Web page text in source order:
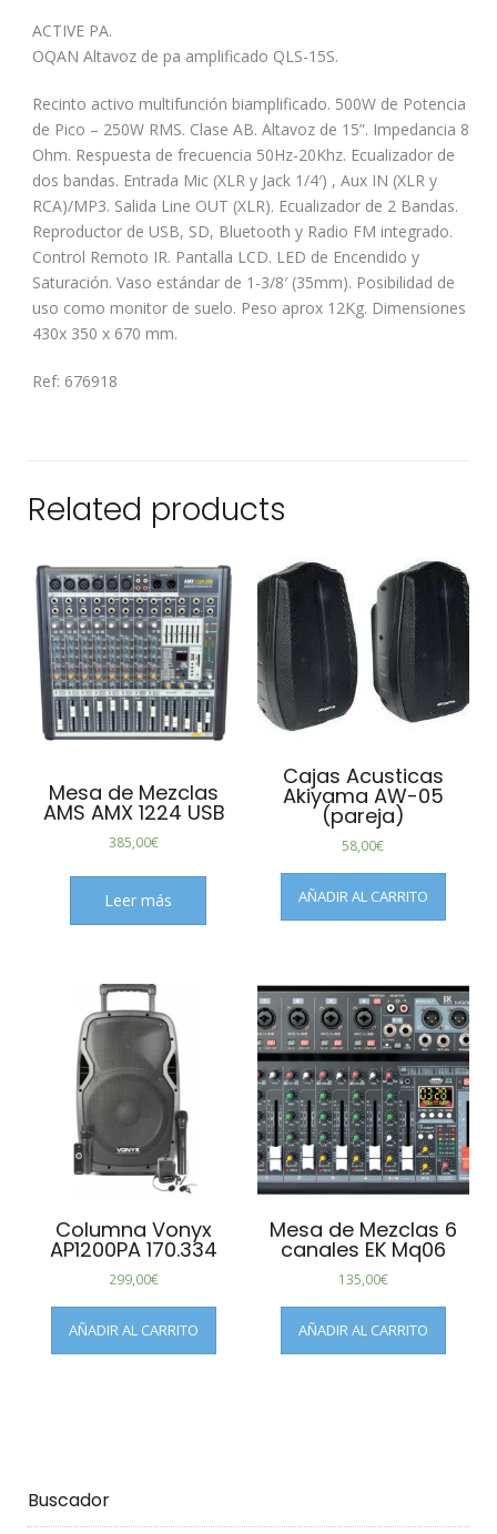
ACTIVE PA.
OQAN Altavoz de pa amplificado QLS-15S.
Recinto activo multifunción biamplificado. 500W de Potencia
de Pico – 250W RMS. Clase AB. Altavoz de 15”. Impedancia 8
Ohm. Respuesta de frecuencia 50Hz-20Khz. Ecualizador de
dos bandas. Entrada Mic (XLR y Jack 1/4′) , Aux IN (XLR y
RCA)/MP3. Salida Line OUT (XLR). Ecualizador de 2 Bandas.
Reproductor de USB, SD, Bluetooth y Radio FM integrado.
Control Remoto IR. Pantalla LCD. LED de Encendido y
Saturación. Vaso estándar de 1-3/8′ (35mm). Posibilidad de
uso como monitor de suelo. Peso aprox 12Kg. Dimensiones
430x 350 x 670 mm.
Ref: 676918
Related products
Mesa de Mezclas
AMS AMX 1224 USB
385,00€
Leer más
Cajas Acusticas
Akiyama AW-05
(pareja)
58,00€
AÑADIR AL CARRITO
Columna Vonyx
AP1200PA 170.334
299,00€
AÑADIR AL CARRITO
Mesa de Mezclas 6
canales EK Mq06
135,00€
AÑADIR AL CARRITO
Buscador